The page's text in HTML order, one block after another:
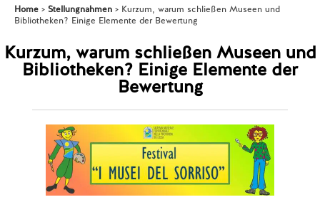
Home Stellungnahmen
Kurzum, warum schließen Museen und
Bibliotheken? Einige Elemente der Bewertung
Kurzum, warum schließen Museen und
Bibliotheken? Einige Elemente der
Bewertung